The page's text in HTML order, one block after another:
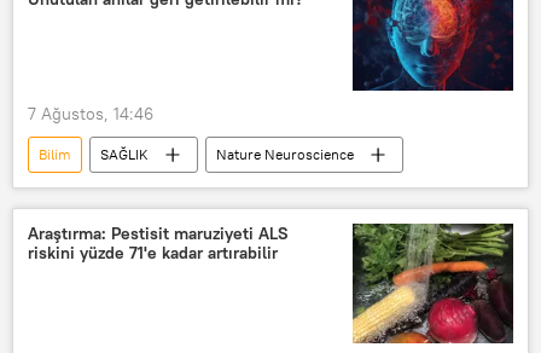
7 Ağustos, 14:46
Bilim SAĞLIK Nature Neuroscience
Araştırma: Pestisit maruziyeti ALS
riskini yüzde 71'e kadar artırabilir